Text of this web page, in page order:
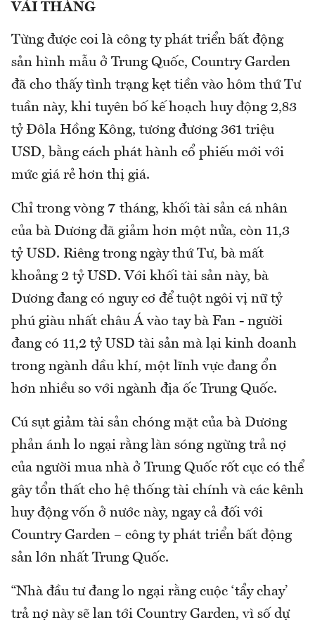
VÀI THÁNG
Từng được coi là công ty phát triển bất động
sản hình mẫu ở Trung Quốc, Country Garden
đã cho thấy tình trạng kẹt tiền vào hôm thứ Tư
tuần này, khi tuyên bố kế hoạch huy động 2,83
tỷ Đôla Hồng Kông, tương đương 361 triệu
USD, bằng cách phát hành cổ phiếu mới với
mức giá rẻ hơn thị giá.
Chỉ trong vòng 7 tháng, khối tài sản cá nhân
của bà Dương đã giảm hơn một nửa, còn 11,3
tỷ USD. Riêng trong ngày thứ Tư, bà mất
khoảng 2 tỷ USD. Với khối tài sản này, bà
Dương đang có nguy cơ để tuột ngôi vị nữ tỷ
phú giàu nhất châu Á vào tay bà Fan - người
đang có 11,2 tỷ USD tài sản mà lại kinh doanh
trong ngành dầu khí, một lĩnh vực đang ổn
hơn nhiều so với ngành địa ốc Trung Quốc.
Cú sụt giảm tài sản chóng mặt của bà Dương
phản ánh lo ngại rằng làn sóng ngừng trả nợ
của người mua nhà ở Trung Quốc rốt cục có thể
gây tổn thất cho hệ thống tài chính và các kênh
huy động vốn ở nước này, ngay cả đối với
Country Garden – công ty phát triển bất động
sản lớn nhất Trung Quốc.
“Nhà đầu tư đang lo ngại rằng cuộc ‘tẩy chay’
trả nợ này sẽ lan tới Country Garden, vì số dự